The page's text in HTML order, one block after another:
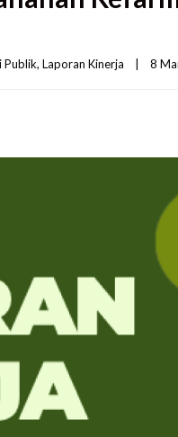
Publik, Laporan Kinerja 8